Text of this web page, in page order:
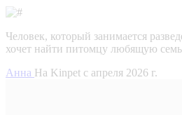
Человек, который занимается
хочет найти питомцу любящую
Анна На Kinpet c апреля 2026 г.